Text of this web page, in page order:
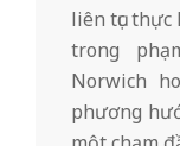
liên tục
trong
Norwich
phương